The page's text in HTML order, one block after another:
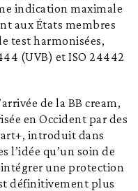
indication maximale
aux États membres
test harmonisées,
(UVB) et ISO 24442
de la BB cream,
en Occident par des
introduit dans
l’idée qu’un soin de
une protection
définitivement plus